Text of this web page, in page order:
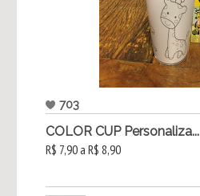
703
COLOR CUP Personaliza...
R$ 7,90 a R$ 8,90